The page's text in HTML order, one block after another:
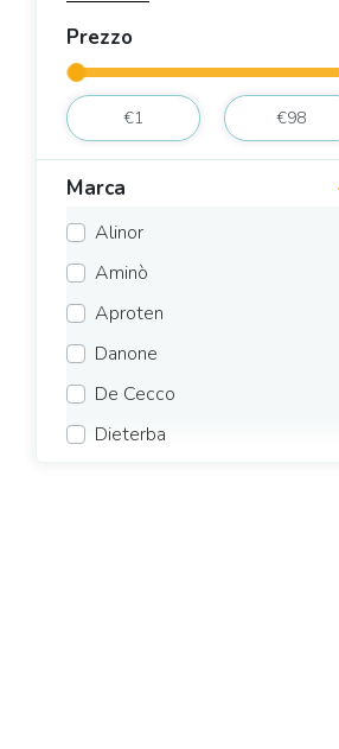
Prezzo
Marca
Alinor
Aminò
Aproten
Danone
De Cecco
Dieterba